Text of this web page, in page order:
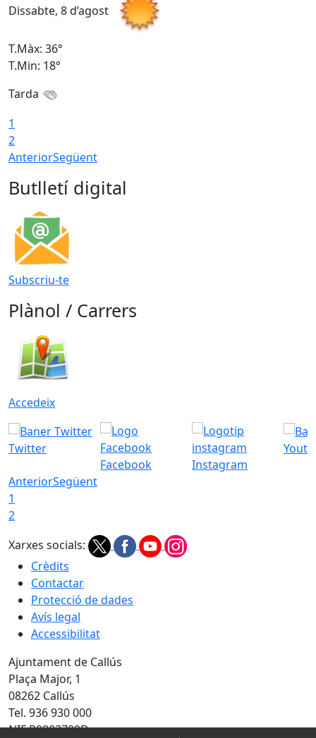
Dissabte, 8 d’agost
T.Màx: 36°
T.Min: 18°
Tarda
1
2
AnteriorSegüent
Butlletí digital
Subscriu-te
Plànol / Carrers
Accedeix
Twitter
Facebook
Instagram
AnteriorSegüent
1
2
Xarxes socials:
Crèdits
Contactar
Protecció de dades
Avís legal
Accessibilitat
Ajuntament de Callús
Plaça Major, 1
08262 Callús
Tel. 936 930 000
NIF P0803700D